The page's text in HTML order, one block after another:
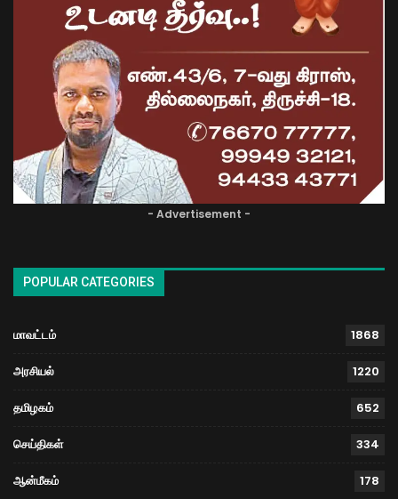
- Advertisement -
POPULAR CATEGORIES
மாவட்டம் 1868
அரசியல் 1220
தமிழகம் 652
செய்திகள் 334
ஆன்மீகம் 178